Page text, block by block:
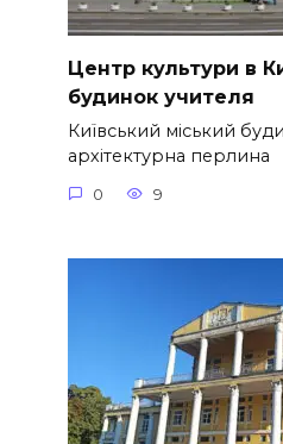
Центр культури в
будинок учителя
Київський міський
архітектурна перлина
0 9